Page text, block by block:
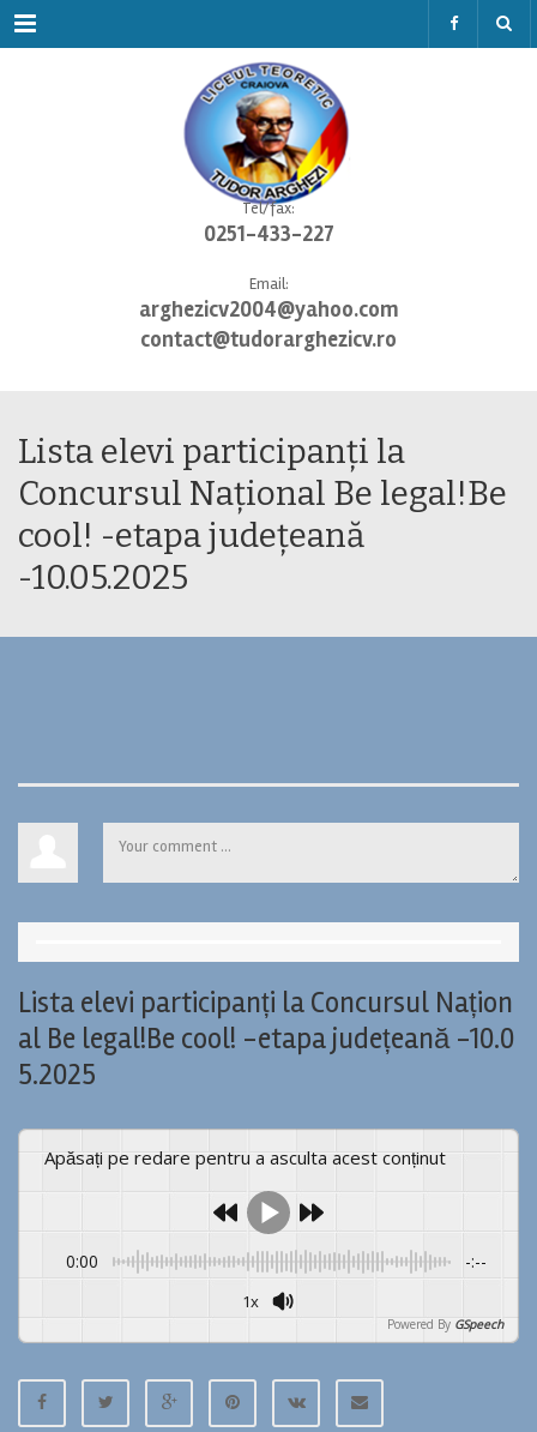
Menu
Tel/fax:
0251-433-227
Email:
arghezicv2004@yahoo.com
contact@tudorarghezicv.ro
Lista elevi participanți la
Concursul Național Be legal!Be
cool! -etapa județeană
-10.05.2025
Lista elevi participanți la Concursul Națion
al Be legal!Be cool! -etapa județeană -10.0
5.2025
Apăsați pe redare pentru a asculta acest conținut
0:00 -:--
1x
Powered By GSpeech